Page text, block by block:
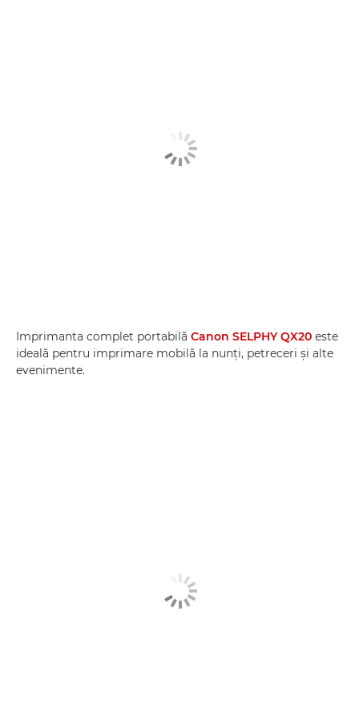
Imprimanta complet portabilă Canon SELPHY QX20 este
ideală pentru imprimare mobilă la nunţi, petreceri şi alte
evenimente.